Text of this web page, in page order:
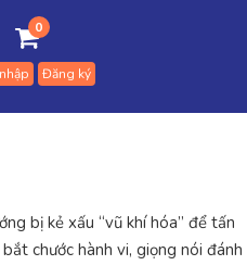
0
Đăng ký
bị kẻ xấu “vũ khí hóa” để tấn
chước hành vi, giọng nói đánh